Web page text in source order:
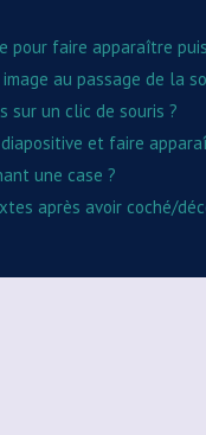
pour faire apparaître
au passage de la
sur un clic de souris ?
et faire
une case ?
après avoir coché/